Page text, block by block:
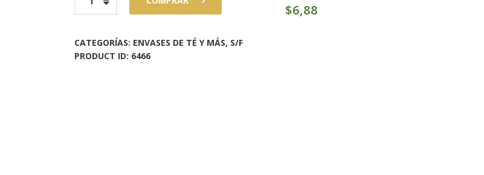
cantidad
$6,88
CATEGORÍAS: ENVASES DE TÉ Y MÁS, S/F
PRODUCT ID: 6466